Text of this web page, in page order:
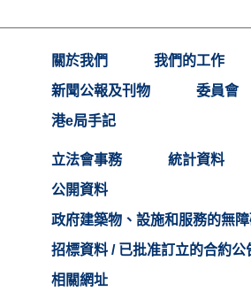
關於我們 我們的工作
新聞公報及刊物
委員會
港e局手記
立法會事務 統計資料
公開資料
政府建築物、設施和服務的無
招標資料 / 已批准訂立的合約公
相關網址